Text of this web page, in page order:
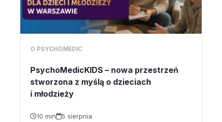
O PSYCHOMEDIC
PsychoMedicKIDS – nowa przestrzeń
stworzona z myślą o dzieciach
i młodzieży
10 min 5 sierpnia